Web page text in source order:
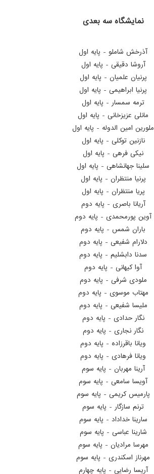
نمایشگاه سه بعدی
آذرخش شاملو - پایه اول
آروشا دقیقی - پایه اول
پرنیان علمیان - پایه اول
پرنیا ابراهیمی - پایه اول
ترمه سمسار - پایه اول
مانلی عزیزخانی - پایه اول
ملورین امین الدوله - پایه اول
نازنین توکلی - پایه اول
نیکی فرهی - پایه اول
سلینا جهانشاهی - پایه اول
پرنیا منتظران - پایه اول
پریا منتظران - پایه اول
آریانا باصری - پایه دوم
آوین پورمحمدی - پایه دوم
باران شمس - پایه دوم
دلارام شفیعی - پایه دوم
سدنا دابشلیم - پایه دوم
آوا کیهانی - پایه دوم
ملودی شرفی - پایه دوم
مهتاب موسوی - پایه دوم
ملیسا شفیعی - پایه دوم
نگار حدادی - پایه دوم
نگار نجاری - پایه دوم
ویانا باقرزاده - پایه دوم
ویانا فرهادی - پایه دوم
آرینا مهربان - پایه سوم
آویسا سامعی - پایه سوم
پارمیس کریمی - پایه سوم
ترنم سازگار - پایه سوم
سارینا خداداد - پایه سوم
شارینا عباسی - پایه سوم
مهرسا مرادیان - پایه سوم
مهرناز اسکندری - پایه سوم
آریسا رضایی - پایه چهارم